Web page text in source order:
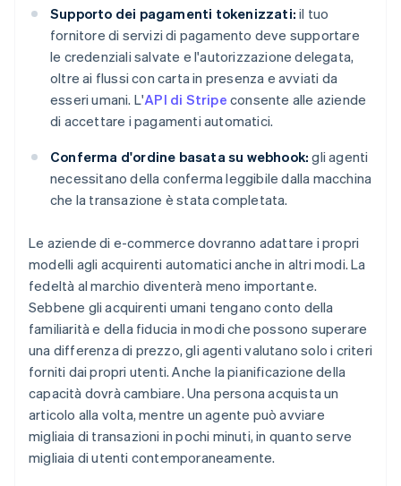
Supporto dei pagamenti tokenizzati: il tuo
fornitore di servizi di pagamento deve supportare
le credenziali salvate e l'autorizzazione delegata,
oltre ai flussi con carta in presenza e avviati da
esseri umani. L'API di Stripe consente alle aziende
di accettare i pagamenti automatici.
Conferma d'ordine basata su webhook: gli agenti
necessitano della conferma leggibile dalla macchina
che la transazione è stata completata.
Le aziende di e-commerce dovranno adattare i propri
modelli agli acquirenti automatici anche in altri modi. La
fedeltà al marchio diventerà meno importante.
Sebbene gli acquirenti umani tengano conto della
familiarità e della fiducia in modi che possono superare
una differenza di prezzo, gli agenti valutano solo i criteri
forniti dai propri utenti. Anche la pianificazione della
capacità dovrà cambiare. Una persona acquista un
articolo alla volta, mentre un agente può avviare
migliaia di transazioni in pochi minuti, in quanto serve
migliaia di utenti contemporaneamente.